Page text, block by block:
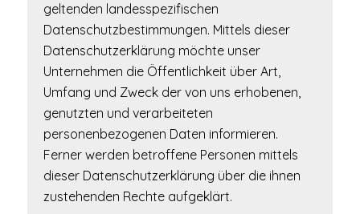
geltenden landesspezifischen
Datenschutzbestimmungen. Mittels dieser
Datenschutzerklärung möchte unser
Unternehmen die Öffentlichkeit über Art,
Umfang und Zweck der von uns erhobenen,
genutzten und verarbeiteten
personenbezogenen Daten informieren.
Ferner werden betroffene Personen mittels
dieser Datenschutzerklärung über die ihnen
zustehenden Rechte aufgeklärt.